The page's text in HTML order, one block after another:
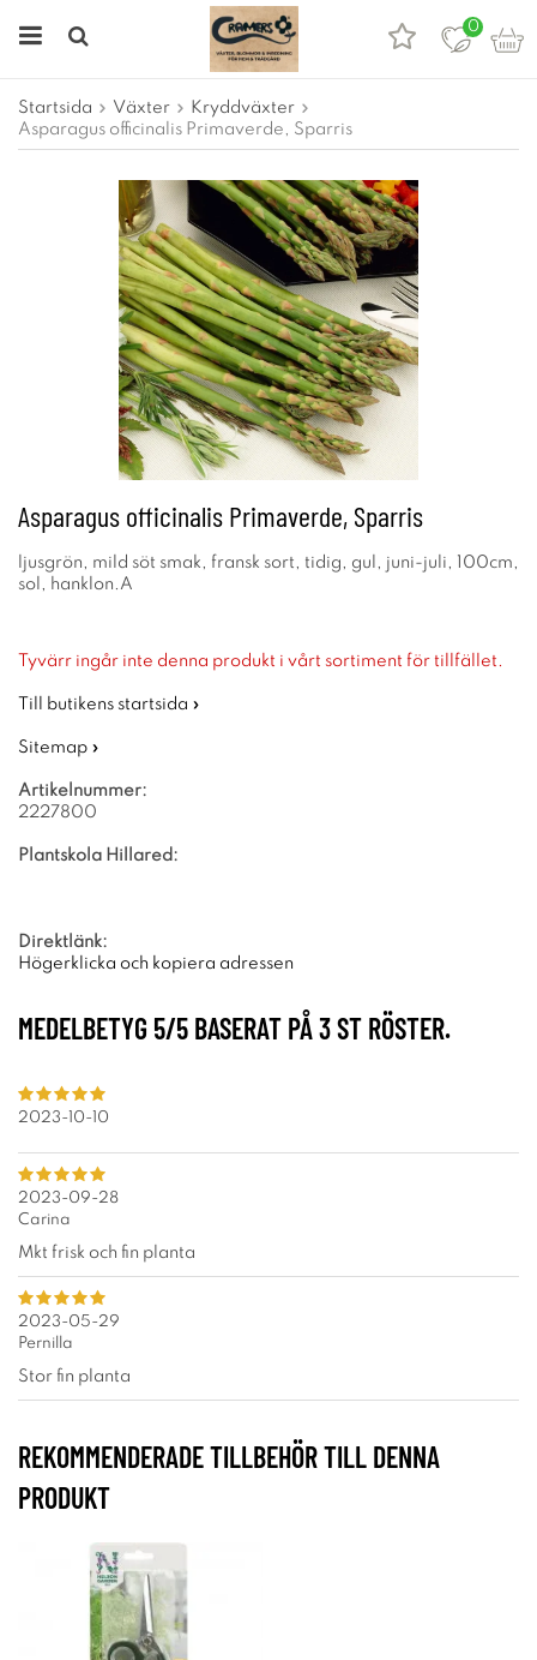
0
Startsida Växter
Kryddväxter
Asparagus officinalis Primaverde, Sparris
Asparagus officinalis Primaverde, Sparris
ljusgrön, mild söt smak, fransk sort, tidig, gul, juni-juli, 100cm,
sol, hanklon.A
Tyvärr ingår inte denna produkt i vårt sortiment för tillfället.
Till butikens startsida »
Sitemap »
Artikelnummer:
2227800
Plantskola Hillared:
Direktlänk:
Högerklicka och kopiera adressen
MEDELBETYG 5/5 BASERAT PÅ3ST RÖSTER.
2023-10-10
2023-09-28
Carina
Mkt frisk och fin planta
2023-05-29
Pernilla
Stor fin planta
REKOMMENDERADE TILLBEHÖR TILL DENNA
PRODUKT